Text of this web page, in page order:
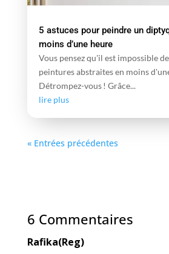
5 astuces pour peindre un
moins d’une heure
Vous pensez qu'il est impossible
peintures abstraites en moins
Détrompez-vous ! Grâce...
lire plus
« Entrées précédentes
6 Commentaires
Rafika(Reg)